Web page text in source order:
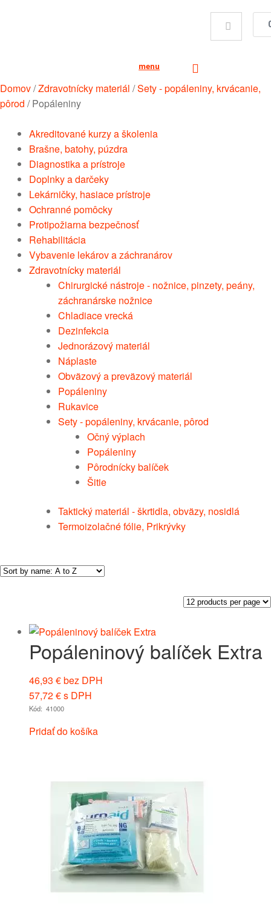
menu
Domov/Zdravotnícky materiál /Sety - popáleniny, krvácanie,
pôrod /Popáleniny
Akreditované kurzy a školenia
Brašne, batohy, púzdra
Diagnostika a prístroje
Doplnky a darčeky
Lekárničky, hasiace prístroje
Ochranné pomôcky
Protipožiarna bezpečnosť
Rehabilitácia
Vybavenie lekárov a záchranárov
Zdravotnícky materiál
Chirurgické nástroje - nožnice, pinzety, peány,
záchranárske nožnice
Chladiace vrecká
Dezinfekcia
Jednorázový materiál
Náplaste
Obväzový a preväzový materiál
Popáleniny
Rukavice
Sety - popáleniny, krvácanie, pôrod
Očný výplach
Popáleniny
Pôrodnícky balíček
Šitie
Taktický materiál - škrtidla, obväzy, nosidlá
Termoizolačné fólie, Prikrývky
Popáleninový balíček Extra
46,93 €bez DPH
57,72€s DPH
Kód: 41000
Pridať do košíka